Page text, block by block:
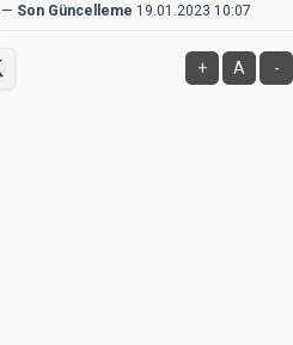
— Son Güncelleme 19.01.2023 10:07
+ A -